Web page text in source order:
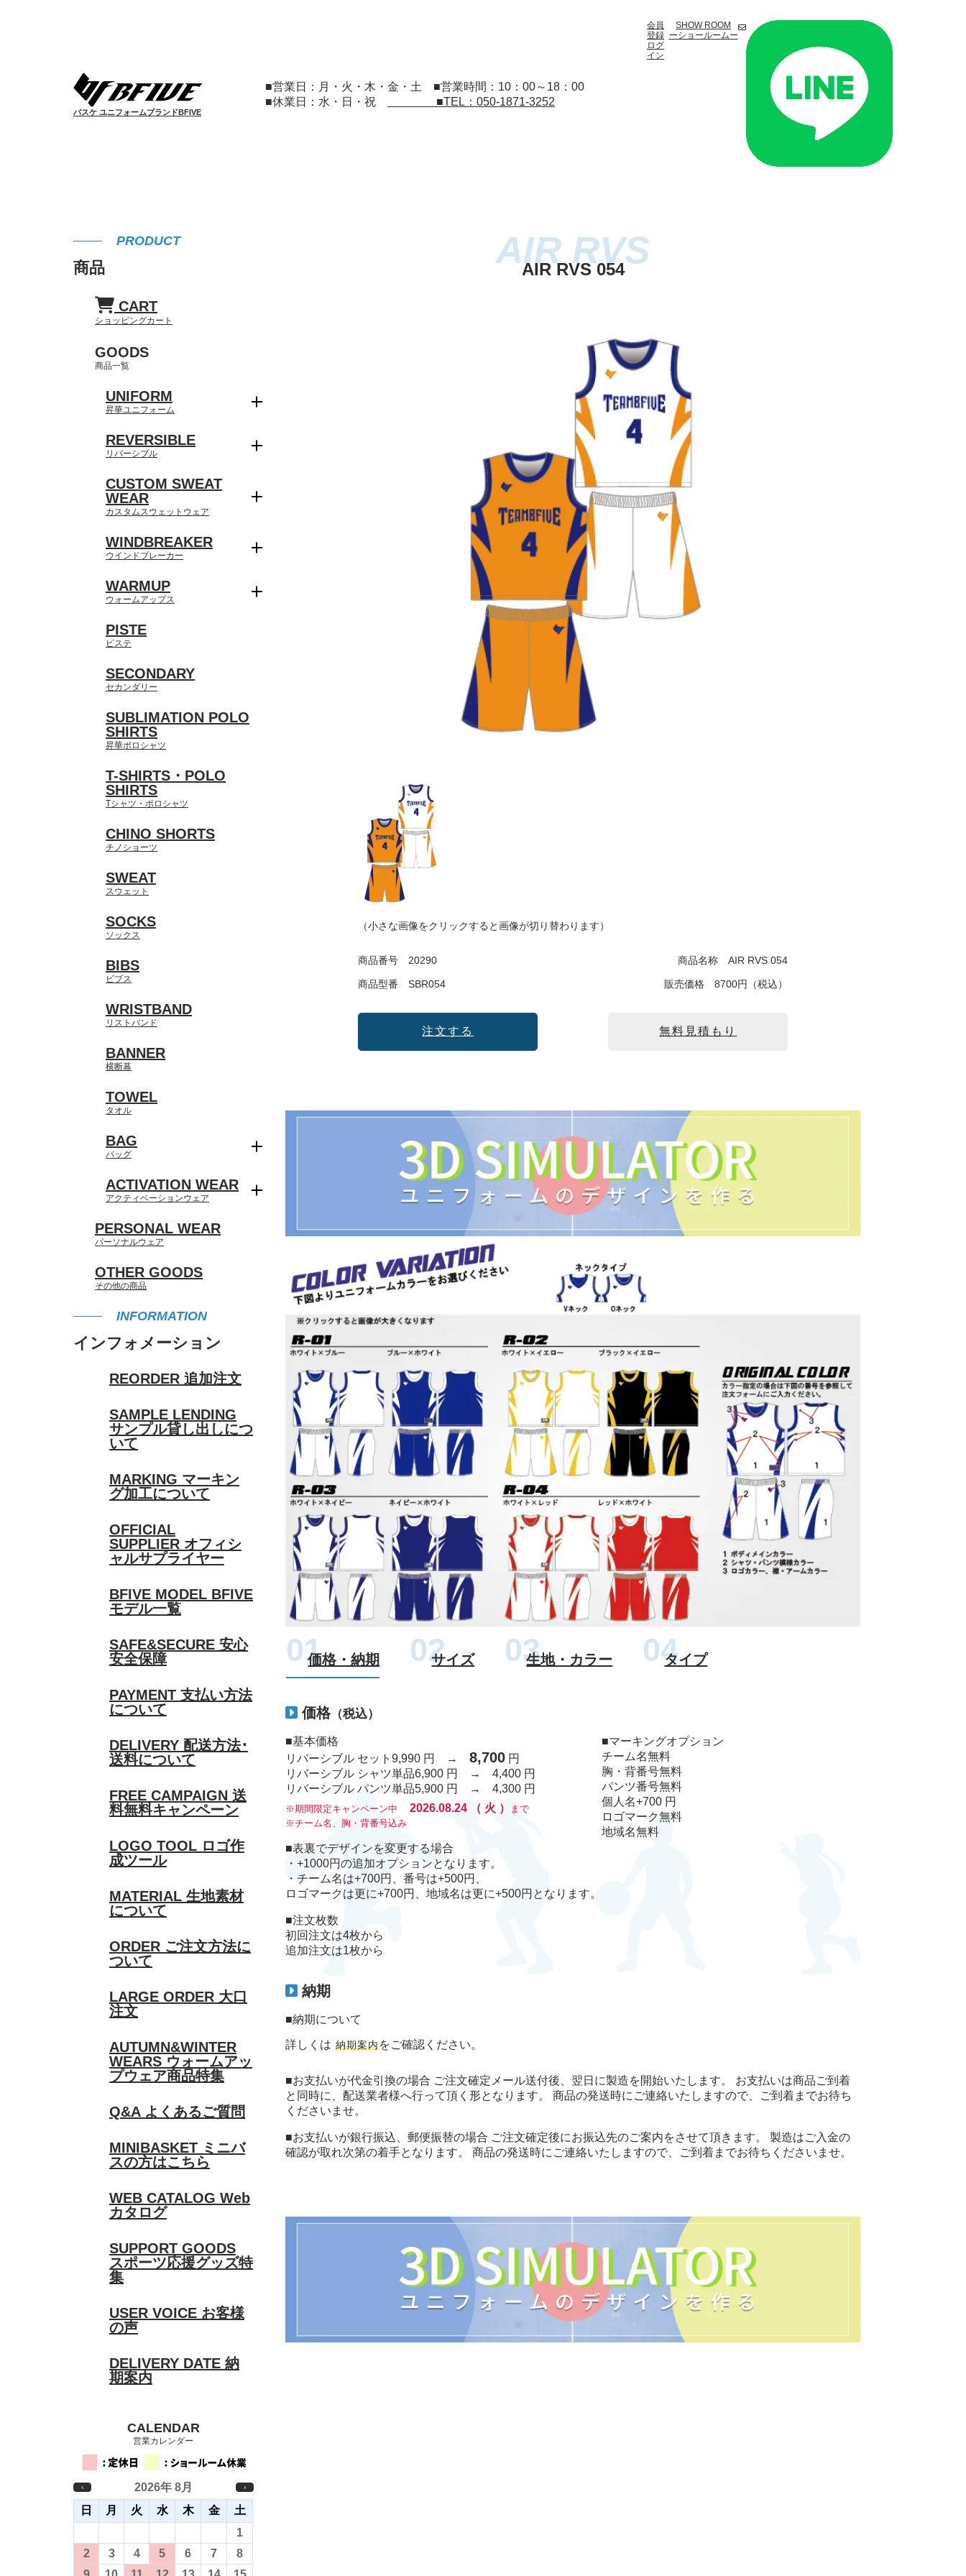
バスケ ユニフォームブランドBFIVE
■営業日：月・火・木・金・土 ■営業時間：10：00～18：00
■休業日：水・日・祝
■TEL：050-1871-3252
会員
登録
ログ
イン
SHOW ROOM
ーショールームー
PRODUCT
商品
CART
ショッピングカート
GOODS
商品一覧
UNIFORM
昇華ユニフォーム
REVERSIBLE
リバーシブル
CUSTOM SWEAT
WEAR
カスタムスウェットウェア
WINDBREAKER
ウインドブレーカー
WARMUP
ウォームアップス
PISTE
ピステ
SECONDARY
セカンダリー
SUBLIMATION POLO
SHIRTS
昇華ポロシャツ
T-SHIRTS・POLO
SHIRTS
Tシャツ・ポロシャツ
CHINO SHORTS
チノショーツ
SWEAT
スウェット
SOCKS
ソックス
BIBS
ビブス
WRISTBAND
リストバンド
BANNER
横断幕
TOWEL
タオル
BAG
バッグ
ACTIVATION WEAR
アクティベーションウェア
PERSONAL WEAR
パーソナルウェア
OTHER GOODS
その他の商品
INFORMATION
インフォメーション
REORDER 追加注文
SAMPLE LENDING
サンプル貸し出しにつ
いて
MARKING マーキン
グ加工について
OFFICIAL
SUPPLIER オフィシ
ャルサプライヤー
BFIVE MODEL BFIVE
モデル一覧
SAFE&SECURE 安心
安全保障
PAYMENT 支払い方法
について
DELIVERY 配送方法･
送料について
FREE CAMPAIGN 送
料無料キャンペーン
LOGO TOOL ロゴ作
成ツール
MATERIAL 生地素材
について
ORDER ご注文方法に
ついて
LARGE ORDER 大口
注文
AUTUMN&WINTER
WEARS ウォームアッ
プウェア商品特集
Q&A よくあるご質問
MINIBASKET ミニバ
スの方はこちら
WEB CATALOG Web
カタログ
SUPPORT GOODS
スポーツ応援グッズ特
集
USER VOICE お客様
の声
DELIVERY DATE 納
期案内
CALENDAR
営業カレンダー
‹ 2026年 8月 ›
日 月 火 水 木 金
土
1
2
3 4 5 6 7
8
AIR RVS 054
（小さな画像をクリックすると画像が切り替わります）
商品番号 20290 商品名称 AIR RVS 054
商品型番 SBR054 販売価格 8700円（税込）
注文する 無料見積もり
価格・納期 サイズ 生地・カラー タイプ
価格 （税込）
■基本価格
リバーシブル セット9,990 円 →8,700 円
リバーシブル シャツ単品6,900 円 → 4,400 円
リバーシブル パンツ単品5,900 円 → 4,300 円
※期間限定キャンペーン中 2026.08.24 （ 火 ）
まで
※チーム名、胸・背番号込み
■表裏でデザインを変更する場合
・+1000円の追加オプションとなります。
・チーム名は+700円、番号は+500円、
ロゴマークは更に+700円、地域名は更に+500円となります。
■注文枚数
初回注文は4枚から
追加注文は1枚から
■マーキングオプション
チーム名無料
胸・背番号無料
パンツ番号無料
個人名+700 円
ロゴマーク無料
地域名無料
納期
■納期について
詳しくは 納期案内をご確認ください。
■お支払いが代金引換の場合 ご注文確定メール送付後、翌日に製造を開始いたします。 お支払いは商品ご到着
と同時に、配送業者様へ行って頂く形となります。 商品の発送時にご連絡いたしますので、ご到着までお待ち
くださいませ。
■お支払いが銀行振込、郵便振替の場合 ご注文確定後にお振込先のご案内をさせて頂きます。 製造はご入金の
確認が取れ次第の着手となります。 商品の発送時にご連絡いたしますので、ご到着までお待ちくださいませ。